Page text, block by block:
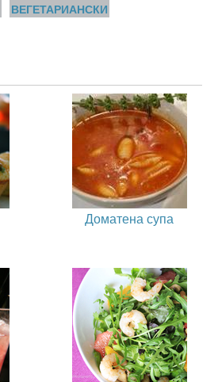
ВЕГЕТАРИАНСКИ
Доматена супа